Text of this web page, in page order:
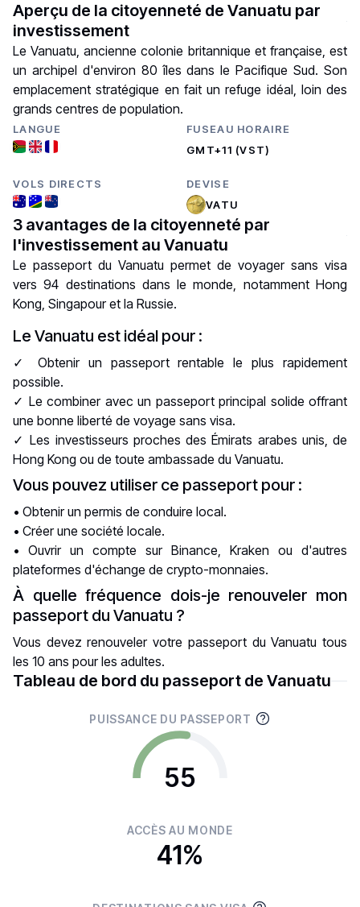
Aperçu de la citoyenneté de Vanuatu par
investissement
Le Vanuatu, ancienne colonie britannique et française, est
un archipel d'environ 80 îles dans le Pacifique Sud. Son
emplacement stratégique en fait un refuge idéal, loin des
grands centres de population.
LANGUE
FUSEAU HORAIRE
GMT+11 (VST)
VOLS DIRECTS
DEVISE
VATU
3 avantages de la citoyenneté par
l'investissement au Vanuatu
Le passeport du Vanuatu permet de voyager sans visa
vers 94 destinations dans le monde, notamment Hong
Kong, Singapour et la Russie.
Le Vanuatu est idéal pour :
✓ Obtenir un passeport rentable le plus rapidement
possible.
✓ Le combiner avec un passeport principal solide offrant
une bonne liberté de voyage sans visa.
✓ Les investisseurs proches des Émirats arabes unis, de
Hong Kong ou de toute ambassade du Vanuatu.
Vous pouvez utiliser ce passeport pour :
• Obtenir un permis de conduire local.
• Créer une société locale.
• Ouvrir un compte sur Binance, Kraken ou d'autres
plateformes d'échange de crypto-monnaies.
À quelle fréquence dois-je renouveler mon
passeport du Vanuatu ?
Vous devez renouveler votre passeport du Vanuatu tous
les 10 ans pour les adultes.
Tableau de bord du passeport de Vanuatu
PUISSANCE DU PASSEPORT
55
ACCÈS AU MONDE
41%